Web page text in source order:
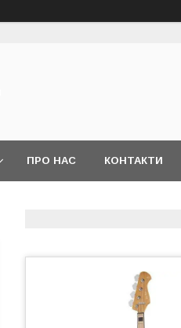
ПРО НАС КОНТАКТИ